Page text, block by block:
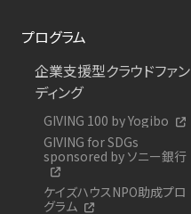
プログラム
企業支援型クラウドファン
ディング
GIVING 100 by Yogibo
GIVING for SDGs
sponsored by ソニー銀行
ケイズハウスNPO助成プロ
グラム